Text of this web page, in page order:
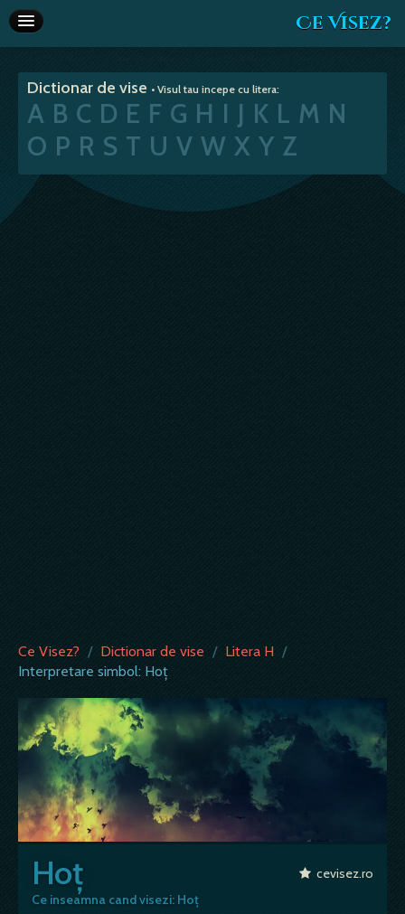
Ce Visez?
Interpretare vise
Articole
Va recomandam
Dictionar de vise • Visul tau incepe cu litera:
A B C D E F G H I J K L M N
O P R S T U V W X Y Z
Ce Visez? / Dictionar de vise / Litera H /
Interpretare simbol: Hoț
Hoț
Ce inseamna cand visezi: Hoț
cevisez.ro